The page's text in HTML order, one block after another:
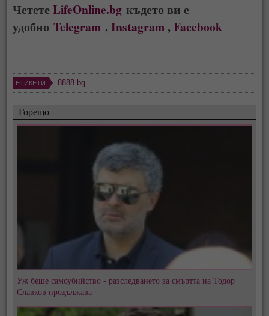
ЧететеLifeOnline.bg където ви е
удобноTelegram ,Instagram ,Facebook
ЕТИКЕТИ 8888.bg
Горещо
Уж беше самоубийство - разследването за смъртта на Тодор
Славков продължава